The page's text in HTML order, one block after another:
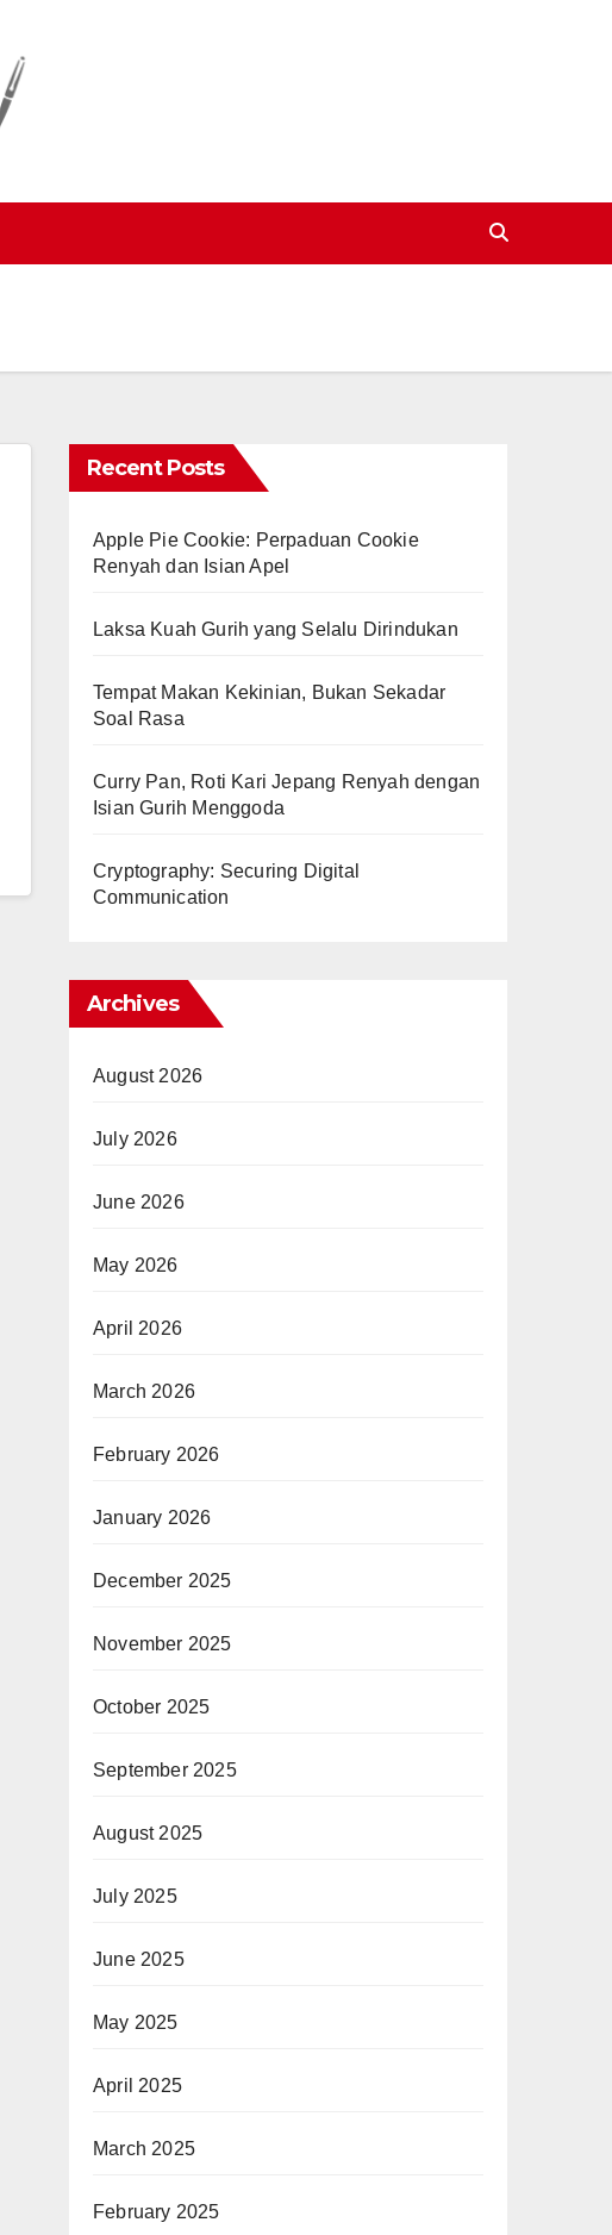
Recent Posts
Apple Pie Cookie: Perpaduan Cookie
Renyah dan Isian Apel
Laksa Kuah Gurih yang Selalu Dirindukan
Tempat Makan Kekinian, Bukan Sekadar
Soal Rasa
Curry Pan, Roti Kari Jepang Renyah dengan
Isian Gurih Menggoda
Cryptography: Securing Digital
Communication
Archives
August 2026
July 2026
June 2026
May 2026
April 2026
March 2026
February 2026
January 2026
December 2025
November 2025
October 2025
September 2025
August 2025
July 2025
June 2025
May 2025
April 2025
March 2025
February 2025